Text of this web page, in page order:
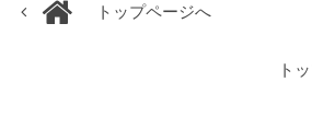
トップページへ
ト